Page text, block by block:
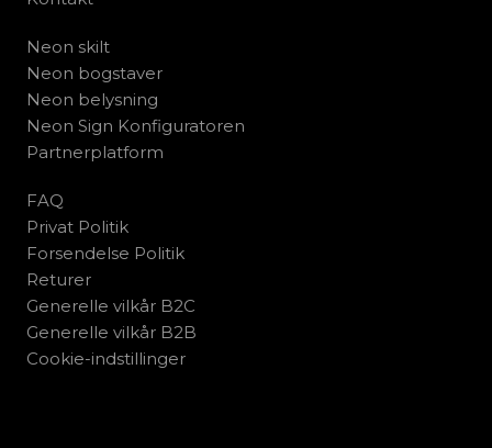
Neon skilt
Neon bogstaver
Neon belysning
Neon Sign Konfiguratoren
Partnerplatform
FAQ
Privat Politik
Forsendelse Politik
Returer
Generelle vilkår B2C
Generelle vilkår B2B
Cookie-indstillinger